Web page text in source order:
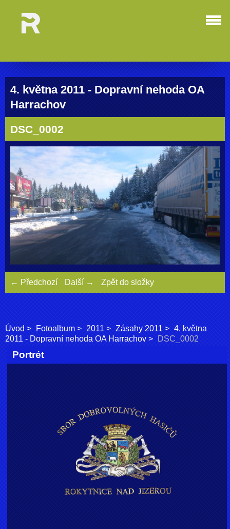
4. května 2011 - Dopravní nehoda OA
Harrachov
DSC_0002
← Předchozí Další → Zpět do složky
Úvod Fotoalbum 2011 Zásahy 2011
4. května
2011 - Dopravní nehoda OA Harrachov
DSC_0002
Portrét